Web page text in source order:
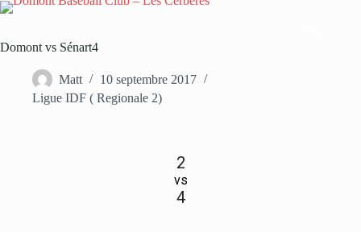
Passer
Domont vs Sénart4
Matt
10 septembre 2017
Ligue IDF ( Regionale 2)
2
vs
4